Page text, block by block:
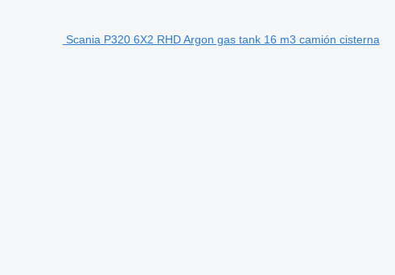
Scania P320 6X2 RHD Argon gas tank 16 m3 camión cisterna